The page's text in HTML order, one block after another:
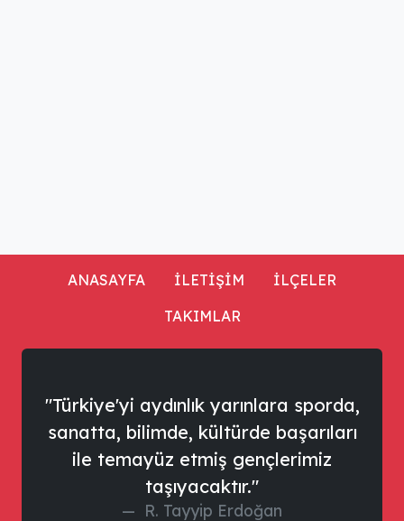
ANASAYFA İLETİŞİM
İLÇELER
TAKIMLAR
"Türkiye'yi aydınlık yarınlara sporda,
sanatta, bilimde, kültürde başarıları
ile temayüz etmiş gençlerimiz
taşıyacaktır."
R. Tayyip Erdoğan